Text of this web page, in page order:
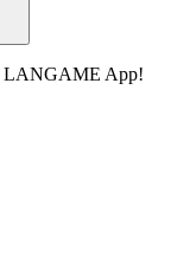
LANGAME App!